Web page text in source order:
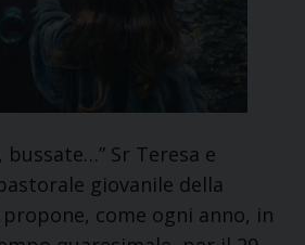
Sr Teresa e
giovanile della
come ogni anno, in